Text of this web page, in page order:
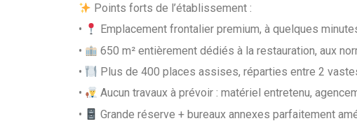
Points forts de l’établissement :
•
Emplacement frontalier premium, à quelques
•
650 m² entièrement dédiés à la restauration, aux
•
Plus de 400 places assises, réparties entre 2
•
Aucun travaux à prévoir : matériel entretenu,
•
Grande réserve + bureaux annexes parfaitement